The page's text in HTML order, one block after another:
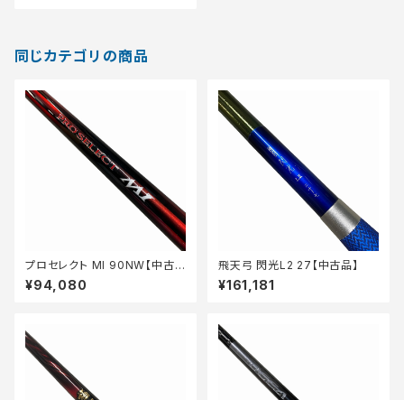
同じカテゴリの商品
プロセレクト MI 90NW【中古
品】
¥94,080
飛天弓 閃光L2 27【中古品】
¥161,181